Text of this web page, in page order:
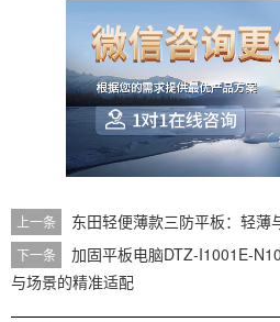
上一条 东田轻便薄款三防平板：轻薄
下一条
加固平板电脑DTZ-I1001E-
与场景的精准适配